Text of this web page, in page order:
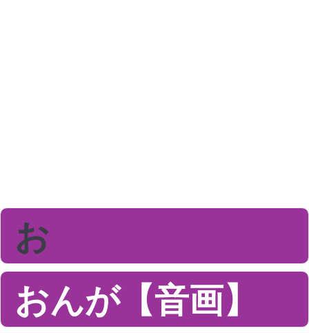
お
おんが【音画】